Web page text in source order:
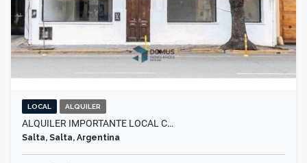
LOCAL ALQUILER
ALQUILER IMPORTANTE LOCAL C…
Salta, Salta, Argentina